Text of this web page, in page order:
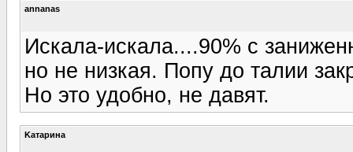
annanas
Искала-искала....90% с
но не низкая. Попу до талии
Но это удобно, не давят.
Kатарина